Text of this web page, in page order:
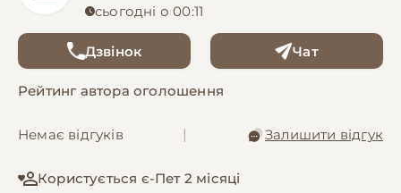
сьогодні о 00:11
Дзвінок Чат
Рейтинг автора оголошення
Немає відгуків Залишити відгук
Користується є-Пет 2 місяці